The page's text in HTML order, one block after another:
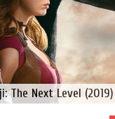
Next Level (2019)